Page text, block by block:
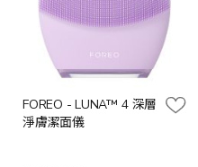
FOREO - LUNA™ 4 深層
淨膚潔面儀